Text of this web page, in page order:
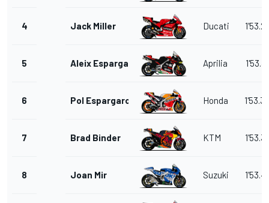
4 Jack Miller Ducati
5 Aleix Espargaro Aprilia
6 Pol Espargaro Honda
7 Brad Binder KTM
8 Joan Mir Suzuki